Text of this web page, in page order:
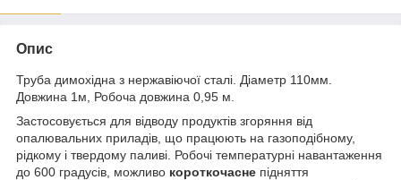
Опис
Труба димохідна з нержавіючої сталі. Діаметр 110мм.
Довжина 1м, Робоча довжина 0,95 м.
Застосовується для відводу продуктів згоряння від
опалювальних приладів, що працюють на газоподібному,
рідкому і твердому паливі. Робочі температурні навантаження
до 600 градусів, можливо короткочасне підняття